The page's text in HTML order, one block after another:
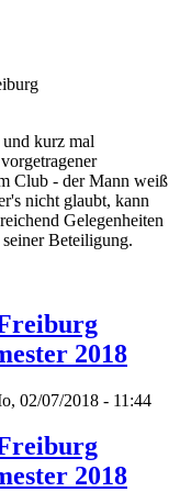
kurz mal
Club - der Mann weiß
nicht glaubt, kann
Gelegenheiten
Beteiligung.
2018
02/07/2018 - 11:44
2018